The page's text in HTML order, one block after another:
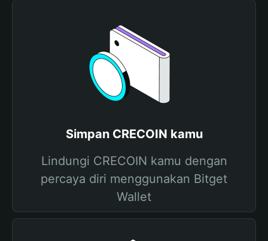
Simpan CRECOIN kamu
Lindungi CRECOIN kamu dengan
percaya diri menggunakan Bitget
Wallet